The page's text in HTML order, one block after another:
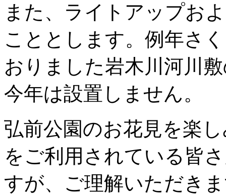
また、ライトアップお
こととします。例年さ
おりました岩木川河川
今年は設置しません。
弘前公園のお花見を楽
をご利用されている皆
すが、ご理解いただき